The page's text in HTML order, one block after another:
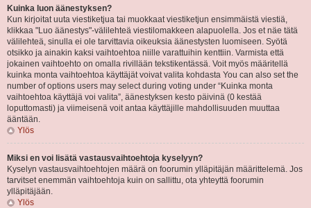
Kuinka luon äänestyksen?
Kun kirjoitat uuta viestiketjua tai muokkaat viestiketjun ensimmäistä viestiä,
klikkaa "Luo äänestys"-välilehteä viestilomakkeen alapuolella. Jos et näe tätä
välilehteä, sinulla ei ole tarvittavia oikeuksia äänestysten luomiseen. Syötä
otsikko ja ainakin kaksi vaihtoehtoa niille varattuihin kenttiin. Varmista että
jokainen vaihtoehto on omalla rivillään tekstikentässä. Voit myös määritellä
kuinka monta vaihtoehtoa käyttäjät voivat valita kohdasta You can also set the
number of options users may select during voting under “Kuinka monta
vaihtoehtoa käyttäjä voi valita”, äänestyksen kesto päivinä (0 kestää
loputtomasti) ja viimeisenä voit antaa käyttäjille mahdollisuuden muuttaa
ääntään.
Ylös
Miksi en voi lisätä vastausvaihtoehtoja kyselyyn?
Kyselyn vastausvaihtoehtojen määrä on foorumin ylläpitäjän määrittelemä. Jos
tarvitset enemmän vaihtoehtoja kuin on sallittu, ota yhteyttä foorumin
ylläpitäjään.
Ylös